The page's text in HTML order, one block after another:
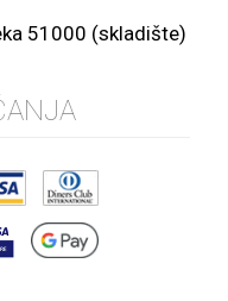
51000 (skladište)